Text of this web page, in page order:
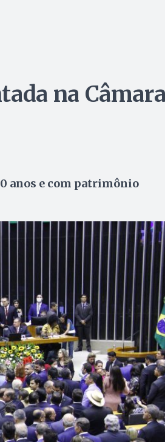
na Câmara
anos e com patrimônio